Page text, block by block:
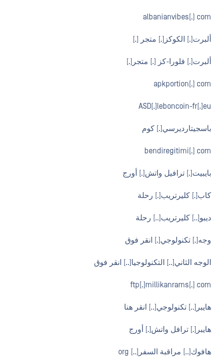
albanianvibes[.] com
ألبرت[.] الكوكز[.] متجر [.]
ألبرت[.] فلورا-كز [.] متجر[.]
apkportion[.] com
ASD[.]leboncoin-fr[.]eu
باسجيتارديرسي[.] كوم
bendiregitimi[.] com
بايبيت[.] ترافيل واتش[.] أورج
كاب[.] كليرتريب[.] رحلة
ديبو[..] كليرتريب[..] رحلة
وجه[.] تكنولوجي[.] انقر فوق
الوجه الثاني[..] التكنولوجيا[..] انقر فوق
ftp[.]millikanrams[.] com
هايبر[..] تكنولوجي[..] انقر هنا
هايبر[.] ترافل واتش[.] أورج
هافوك[..] مراقبة السفر[..] org